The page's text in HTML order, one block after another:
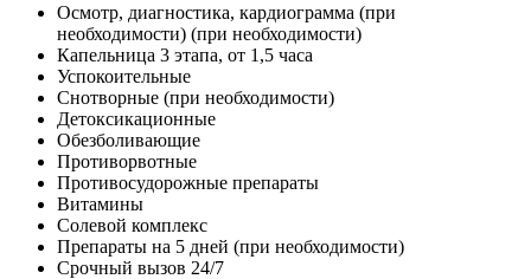
Осмотр, диагностика, кардиограмма (при
необходимости) (при необходимости)
Капельница 3 этапа, от 1,5 часа
Успокоительные
Снотворные (при необходимости)
Детоксикационные
Обезболивающие
Противорвотные
Противосудорожные препараты
Витамины
Солевой комплекс
Препараты на 5 дней (при необходимости)
Срочный вызов 24/7